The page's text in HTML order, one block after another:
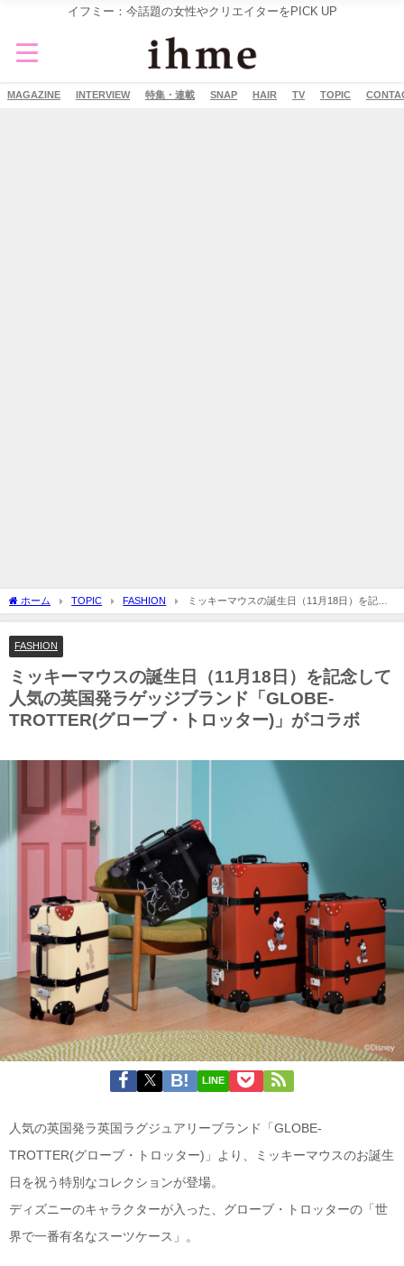
イフミー：今話題の女性やクリエイターをPICK UP
MAGAZINE INTERVIEW 特集・連載 SNAP HAIR TV TOPIC
ホーム TOPIC FASHION
ミッキーマウスの誕生日（11月18日）を記念
して人気の英国発ラゲッジブランド「GLOBE-TROTTER(グローブ・トロッター)」が
FASHION
ミッキーマウスの誕生日（11月18日）を記念して
人気の英国発ラゲッジブランド「GLOBE-
TROTTER(グローブ・トロッター)」がコラボ
LINE
人気の英国発ラ英国ラグジュアリーブランド「GLOBE-
TROTTER(グローブ・トロッター)」より、ミッキーマウスのお誕生
日を祝う特別なコレクションが登場。
ディズニーのキャラクターが入った、グローブ・トロッターの「世
界で一番有名なスーツケース」。